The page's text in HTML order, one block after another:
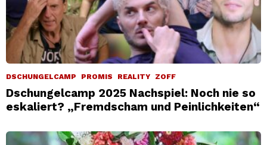
DSCHUNGELCAMP PROMIS REALITY ZOFF
Dschungelcamp 2025 Nachspiel: Noch nie so
eskaliert? „Fremdscham und Peinlichkeiten“